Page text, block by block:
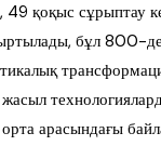
49 қоқыс сұрыптау
бұл 800-
арасындағы